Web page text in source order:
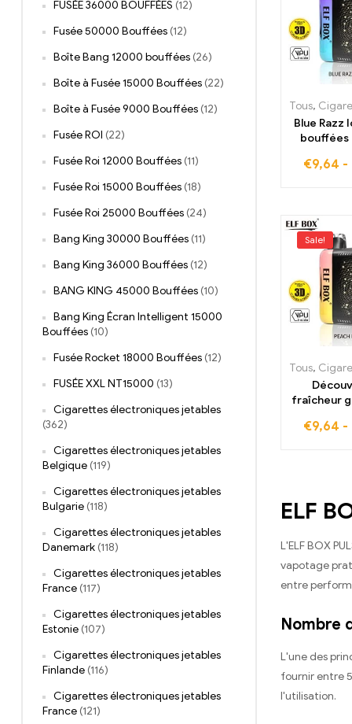
Tous, Cigarettes
Blue Razz
bouffées
ELF BOX
€9,64 -
Sale!
Tous, Cigarettes
fraîcheur
bouffées
€9,64 -
ELF
L'ELF BOX
vapotage
entre
Nombre
L'une des
fournir entre
l'utilisation.
FUSÉE 36000 BOUFFÉES (12)
Fusée 50000 Bouffées (12)
Boîte Bang 12000 bouffées (26)
Boîte à Fusée 15000 Bouffées (22)
Boîte à Fusée 9000 Bouffées (12)
Fusée ROI (22)
Fusée Roi 12000 Bouffées (11)
Fusée Roi 15000 Bouffées (18)
Fusée Roi 25000 Bouffées (24)
Bang King 30000 Bouffées (11)
Bang King 36000 Bouffées (12)
BANG KING 45000 Bouffées (10)
Bang King Écran Intelligent 15000
Bouffées (10)
Fusée Rocket 18000 Bouffées (12)
FUSÉE XXL NT15000 (13)
Cigarettes électroniques jetables
(362)
Cigarettes électroniques jetables
Belgique (119)
Cigarettes électroniques jetables
Bulgarie (118)
Cigarettes électroniques jetables
Danemark (118)
Cigarettes électroniques jetables
France (117)
Cigarettes électroniques jetables
Estonie (107)
Cigarettes électroniques jetables
Finlande (116)
Cigarettes électroniques jetables
France (121)